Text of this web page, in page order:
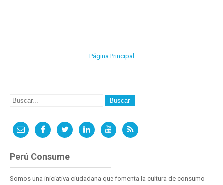
Página Principal
Perú Consume
Somos una iniciativa ciudadana que fomenta la cultura de consumo